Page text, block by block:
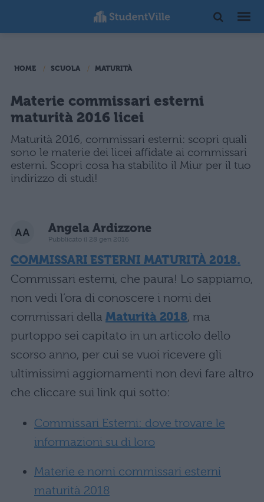
HOME SCUOLA MATURITÀ
Materie commissari esterni
maturità 2016 licei
Maturità 2016, commissari esterni: scopri quali
sono le materie dei licei affidate ai commissari
esterni. Scopri cosa ha stabilito il Miur per il tuo
indirizzo di studi!
Angela Ardizzone
Pubblicato il 28 gen 2016
COMMISSARI ESTERNI MATURITÀ 2018.
Commissari esterni, che paura! Lo sappiamo,
non vedi l’ora di conoscere i nomi dei
commissari della Maturità 2018, ma
purtoppo sei capitato in un articolo dello
scorso anno, per cui se vuoi ricevere gli
ultimissimi aggiornamenti non devi fare altro
che cliccare sui link qui sotto:
Commissari Esterni: dove trovare le
informazioni su di loro
Materie e nomi commissari esterni
maturità 2018